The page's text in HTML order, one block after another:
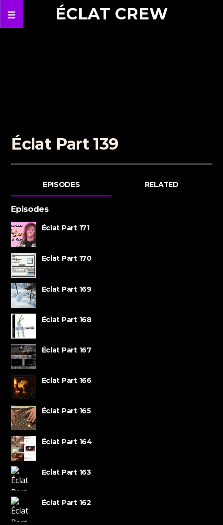
ÉCLAT CREW
Éclat Part 139
EPISODES RELATED
Episodes
Éclat Part 171
Éclat Part 170
Éclat Part 169
Éclat Part 168
Éclat Part 167
Éclat Part 166
Éclat Part 165
Éclat Part 164
Éclat Part 163
Éclat Part 162